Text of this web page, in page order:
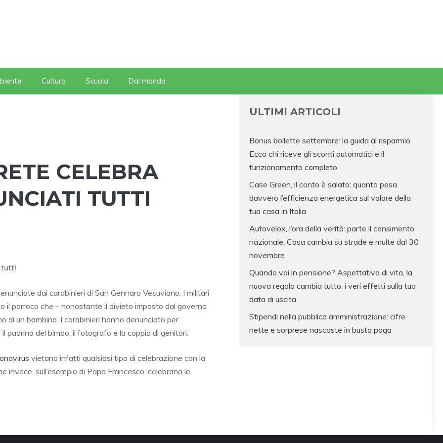
Cultura Scuola Dal mondo
CELEBRA
TUTTI
tutti
dai carabinieri di San Gennaro Vesuviano. I militari
il parroco che – nonostante il divieto imposto dal governo
di un bambino. I carabinieri hanno denunciato per
padrino del bimbo, il fotografo e la coppia di genitori.
vietano infatti qualsiasi tipo di celebrazione con la
sull’esempio di Papa Francesco, celebrano le
ULTIMI ARTICOLI
Bonus bollette settembre: la guida al risparmio.
Ecco chi riceve gli sconti automatici e il
funzionamento completo
Case Green, il conto è salato: quanto pesa
davvero l’efficienza energetica sul valore della
tua casa in Italia
Autovelox, l’ora della verità: parte il censimento
nazionale. Cosa cambia su strade e multe dal 30
novembre
Quando vai in pensione? Aspettativa di vita, la
nuova regola cambia tutto: i veri effetti sulla tua
data di uscita
Stipendi nella pubblica amministrazione: cifre
nette e sorprese nascoste in busta paga